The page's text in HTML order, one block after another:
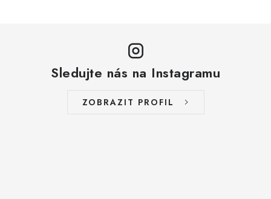
Sledujte nás na Instagramu
ZOBRAZIT PROFIL